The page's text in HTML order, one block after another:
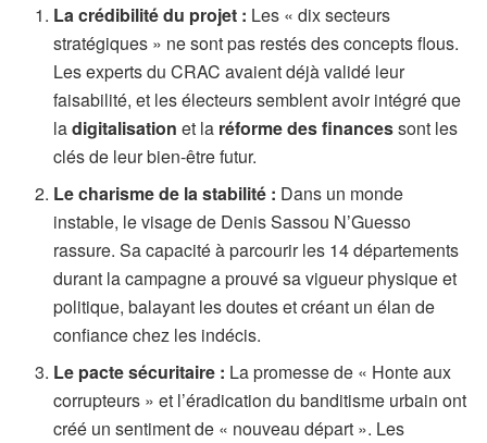
La crédibilité du projet : Les « dix secteurs
stratégiques » ne sont pas restés des concepts flous.
Les experts du CRAC avaient déjà validé leur
faisabilité, et les électeurs semblent avoir intégré que
ladigitalisation et la réforme des financessont les
clés de leur bien-être futur.
Le charisme de la stabilité : Dans un monde
instable, le visage de Denis Sassou N’Guesso
rassure. Sa capacité à parcourir les 14 départements
durant la campagne a prouvé sa vigueur physique et
politique, balayant les doutes et créant un élan de
confiance chez les indécis.
Le pacte sécuritaire : La promesse de « Honte aux
corrupteurs » et l’éradication du banditisme urbain ont
créé un sentiment de « nouveau départ ». Les